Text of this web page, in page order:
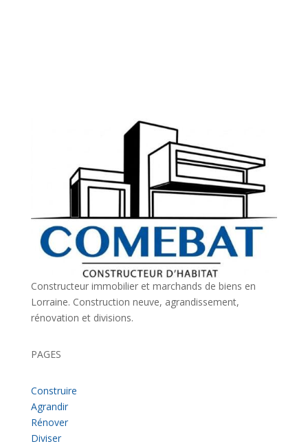
Constructeur immobilier et marchands de biens en
Lorraine. Construction neuve, agrandissement,
rénovation et divisions.
PAGES
Construire
Agrandir
Rénover
Diviser